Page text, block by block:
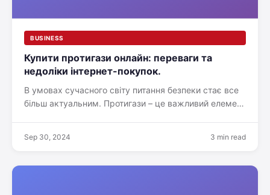
BUSINESS
Купити протигази онлайн: переваги та
недоліки інтернет-покупок.
В умовах сучасного світу питання безпеки стає все
більш актуальним. Протигази – це важливий елемент
Sep 30, 2024 3 min read